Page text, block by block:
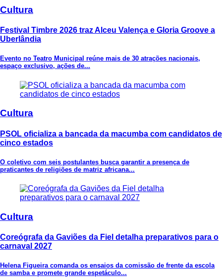
Cultura
Festival Timbre 2026 traz Alceu Valença e Gloria Groove a
Uberlândia
Evento no Teatro Municipal reúne mais de 30 atrações nacionais,
espaço exclusivo, ações de...
Cultura
PSOL oficializa a bancada da macumba com candidatos de
cinco estados
O coletivo com seis postulantes busca garantir a presença de
praticantes de religiões de matriz africana...
Cultura
Coreógrafa da Gaviões da Fiel detalha preparativos para o
carnaval 2027
Helena Figueira comanda os ensaios da comissão de frente da escola
de samba e promete grande espetáculo...